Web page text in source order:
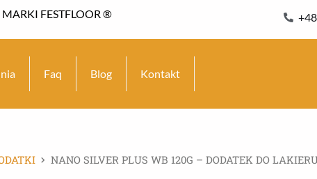
FESTFLOOR ®
Faq Blog Kontakt
NANO SILVER PLUS WB 120G – DODATEK DO